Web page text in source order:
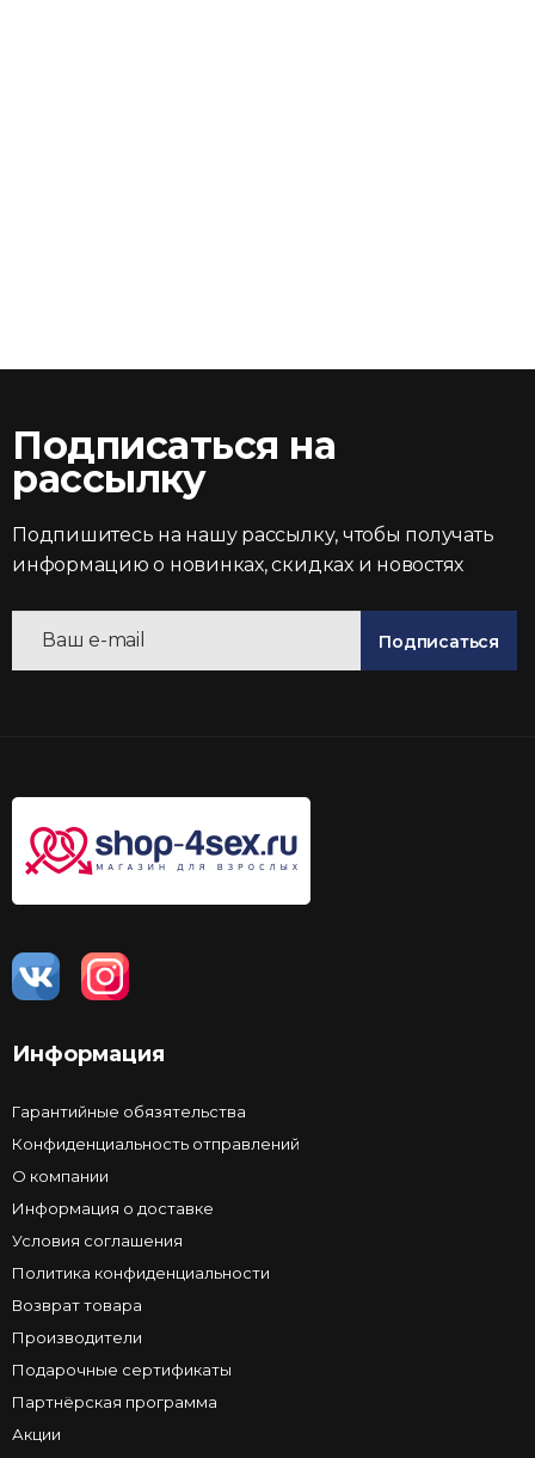
Подписаться на
рассылку
Подпишитесь на нашу рассылку, чтобы получать
информацию о новинках, скидках и новостях
Подписаться
Информация
Гарантийные обязятельства
Конфиденциальность отправлений
О компании
Информация о доставке
Условия соглашения
Политика конфиденциальности
Возврат товара
Производители
Подарочные сертификаты
Партнёрская программа
Акции